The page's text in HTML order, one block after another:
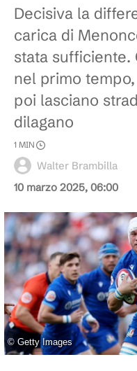
Decisiva la
carica di
stata sufficiente.
nel primo tempo,
poi lasciano
dilagano
10 marzo 2025, 06:00
Walter Brambilla
1 MIN
©Getty Images